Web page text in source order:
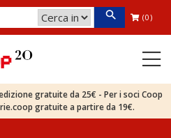
(0)
gratuite da 25€ - Per i soci Coop
gratuite a partire da 19€.